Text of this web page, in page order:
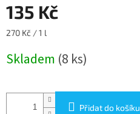
135 Kč
Měrná
270 Kč / 1 l
Skladem (8 ks)
Přidat do košíku